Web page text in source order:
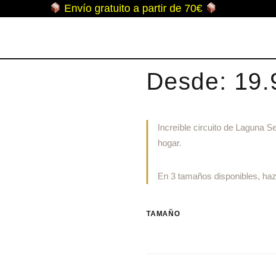
Envío gratuito a partir de 70€
Desde:
Increíble circuito de Laguna
hogar.
En 3 tamaños disponibles,
TAMAÑO